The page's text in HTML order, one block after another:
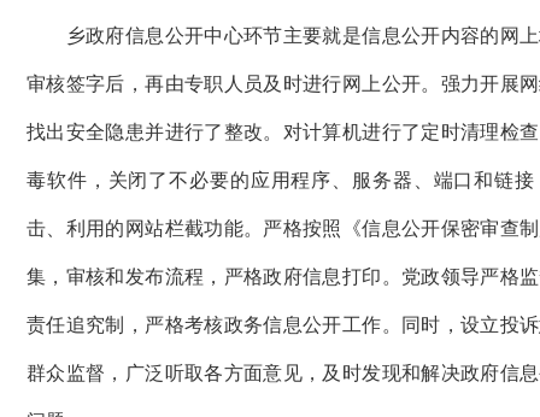
乡政府信息公开中心环节主要就是信息公开内容的网上
审核签字后，再由专职人员及时进行网上公开。强力开展
找出安全隐患并进行了整改。对计算机进行了定时清理检
毒软件，关闭了不必要的应用程序、服务器、端口和链
击、利用的网站栏截功能。严格按照《信息公开保密审查
集，审核和发布流程，严格政府信息打印。党政领导严格
责任追究制，严格考核政务信息公开工作。同时，设立投
群众监督，广泛听取各方面意见，及时发现和解决政府信